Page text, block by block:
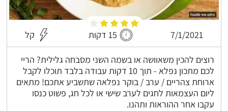
7/1/2021 15 דקות קל
רוצים להכין משאוושה או בשמה השני מסבחה גלילית? הריי
לכם מתכון נפלא - תוך 10 דקות עבודה בלבד תוכלו לקבל
ארוחת צהריים / ערב / בוקר נפלאה שתשביע אתכם! מתאים
ליום העצמאות לחגים לערב שישי או לכל חג, פשוט כנסו
עקבו אחר ההוראות ותהנו.